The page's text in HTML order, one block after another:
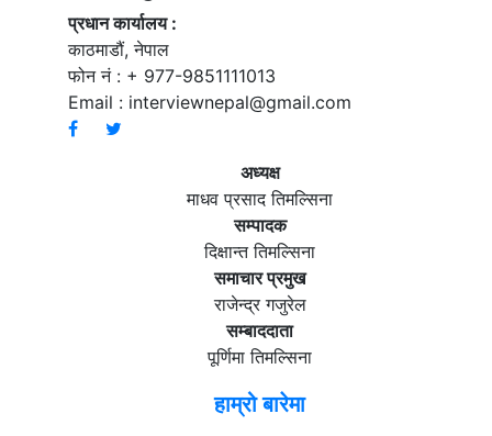
प्रधान कार्यालय :
काठमाडौं, नेपाल
फोन नं : + 977-9851111013
Email : interviewnepal@gmail.com
अध्यक्ष
माधव प्रसाद तिमल्सिना
सम्पादक
दिक्षान्त तिमल्सिना
समाचार प्रमुख
राजेन्द्र गजुरेल
सम्बाददाता
पूर्णिमा तिमल्सिना
हाम्रो बारेमा